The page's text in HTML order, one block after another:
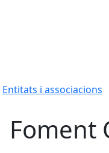
Entitats i associacions
Foment